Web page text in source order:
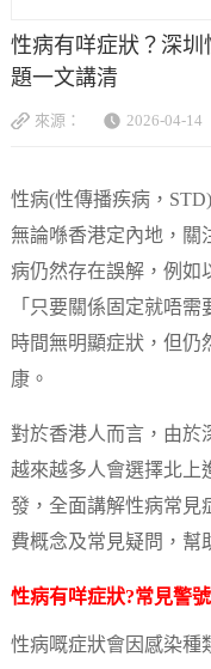
性病有咩症狀？深圳
題一文講清
來源： 2026-04-14
性病(性傳播疾病，
無論喺香港定內地，關
病仍然存在誤解，例如
「只要關係固定就唔
時間無明顯症狀，但仍
康。
對於香港人而言，由於
越來越多人會選擇北上
發，全面講解性病常見
費概念及常見疑問，幫
性病有咩症狀?常見警
性病嘅症狀會因感染種